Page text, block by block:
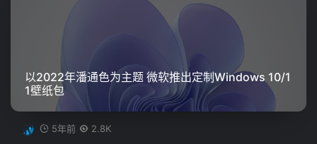
以2022年潘通色为主题 微软推出定制Windows 10/1
1壁纸包
5年前 2.8K